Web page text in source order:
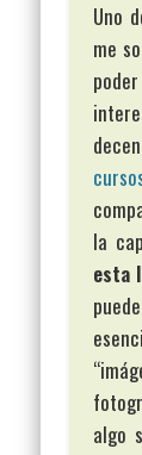
Uno
me
la
esta
algo